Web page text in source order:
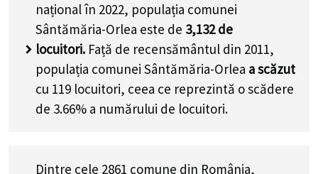
național în 2022, populația comunei
Sântămăria-Orlea este de 3,132de
locuitori. Față de recensământul din 2011,
populația comunei Sântămăria-Orlea a scăzut
cu 119 locuitori, ceea ce reprezintă o scădere
de 3.66% a numărului de locuitori.
Dintre cele 2861 comune din România,